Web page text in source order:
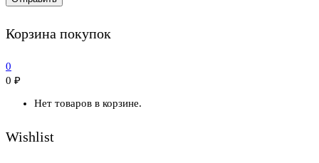
Корзина покупок
0
0 ₽
Нет товаров в корзине.
Wishlist